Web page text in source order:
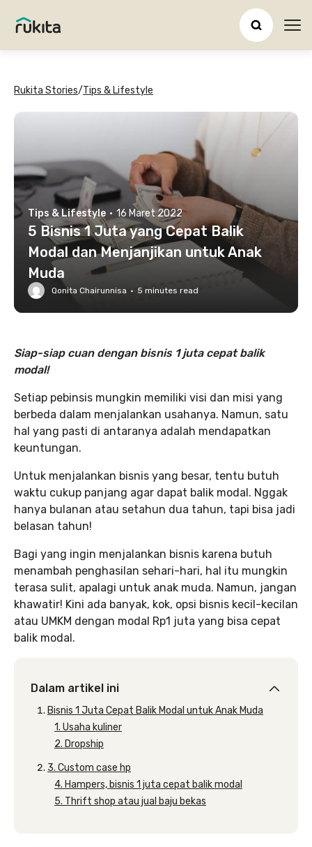
Rukita Stories/Tips & Lifestyle
Tips & Lifestyle · 16 Maret 2022
5 Bisnis 1 Juta yang Cepat Balik
Modal dan Menjanjikan untuk Anak
Muda
Qonita Chairunnisa · 5 minutes read
Siap-siap cuan dengan bisnis 1 juta cepat balik
modal!
Setiap pebinsis mungkin memiliki visi dan misi yang
berbeda dalam menjalankan usahanya. Namun, satu
hal yang pasti di antaranya adalah mendapatkan
keuntungan.
Untuk menjalankan bisnis yang besar, tentu butuh
waktu cukup panjang agar dapat balik modal. Nggak
hanya bulanan atau setahun dua tahun, tapi bisa jadi
belasan tahun!
Bagi yang ingin menjalankan bisnis karena butuh
menambah penghasilan sehari-hari, hal itu mungkin
terasa sulit, apalagi untuk anak muda. Namun, jangan
khawatir! Kini ada banyak, kok, opsi bisnis kecil-kecilan
atau UMKM dengan modal Rp1 juta yang bisa cepat
balik modal.
Dalam artikel ini
Bisnis 1 Juta Cepat Balik Modal untuk Anak Muda
1. Usaha kuliner
2. Dropship
3. Custom case hp
4. Hampers, bisnis 1 juta cepat balik modal
5. Thrift shop atau jual baju bekas